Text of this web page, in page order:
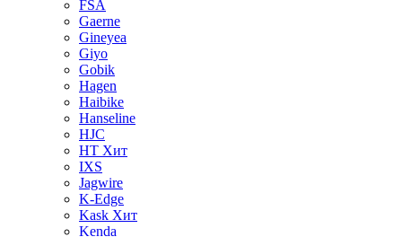
FSA
Gaerne
Gineyea
Giyo
Gobik
Hagen
Haibike
Hanseline
HJC
HT Хит
IXS
Jagwire
K-Edge
Kask Хит
Kenda